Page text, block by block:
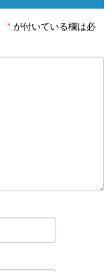
* が付いている欄は必